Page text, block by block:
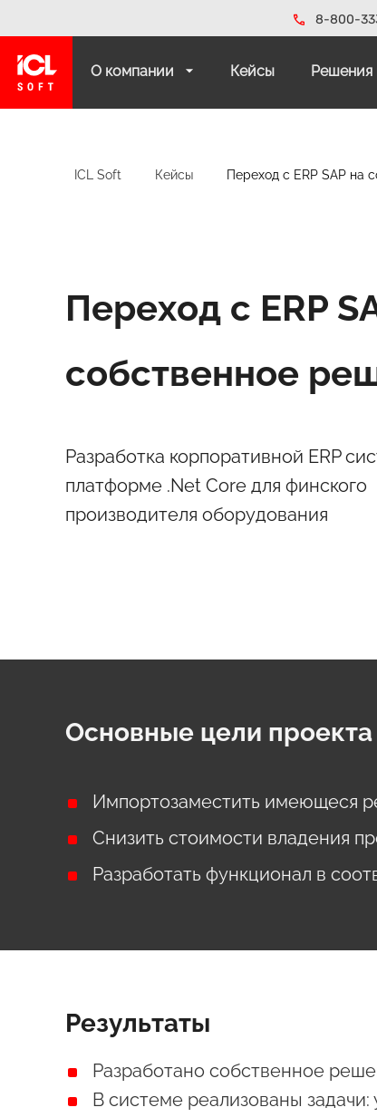
8-800-
О компании Кейсы Решения
ICL Soft Кейсы Переход с ERP SAP на
Переход с ERP
собственное
Разработка корпоративной ERP
платформе .Net Core для финского
производителя оборудования
Основные цели проекта
Импортозаместить имеющеся
Снизить стоимости владения
Разработать функционал в
Результаты
Разработано собственное
В системе реализованы